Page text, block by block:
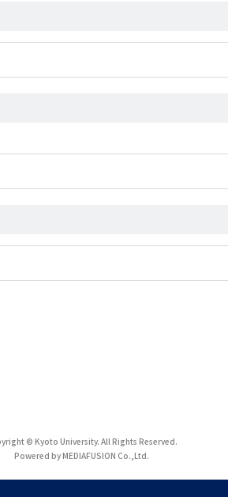
© Kyoto University. All Rights Reserved.
Powered by MEDIAFUSION Co.,Ltd.